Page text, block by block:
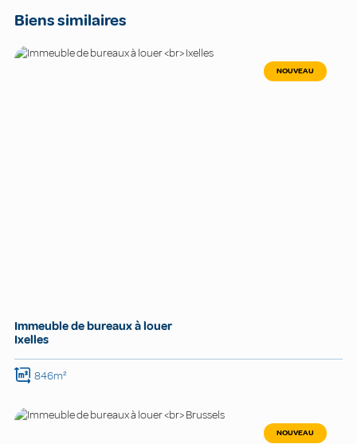
Biens similaires
NOUVEAU
Immeuble de bureaux à louer
Ixelles
846m²
NOUVEAU